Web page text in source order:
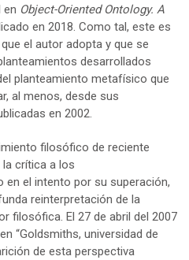
en Object-Oriented Ontology. A
en 2018. Como tal, este es
el autor adopta y que se
desarrollados
planteamiento metafísico que
al menos, desde sus
en 2002.
filosófico de reciente
la crítica a los
en el intento por su superación,
reinterpretación de la
filosófica. El 27 de abril del 2007
“Goldsmiths, universidad de
de esta perspectiva